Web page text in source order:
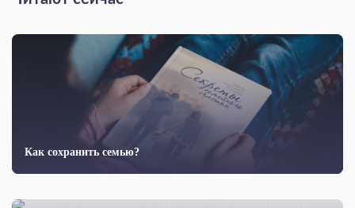
Как сохранить семью?